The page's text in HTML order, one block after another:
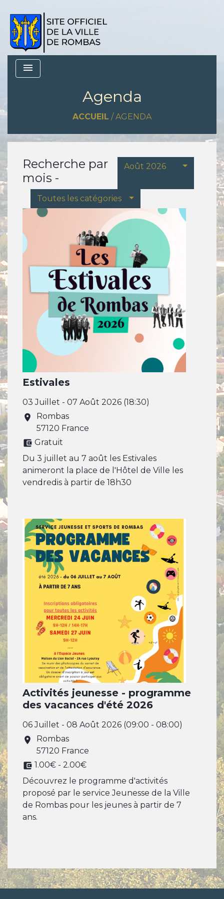
menu
Agenda
ACCUEIL /AGENDA
Recherche par
mois -
Août 2026
Toutes les catégories
Estivales
03 Juillet - 07 Août 2026 (18:30)
location_on
Rombas
57120 France
account_balance_wallet Gratuit
Du 3 juillet au 7 août les Estivales
animeront la place de l'Hôtel de Ville les
vendredis à partir de 18h30
Activités jeunesse - programme
des vacances d'été 2026
06 Juillet - 08 Août 2026 (09:00 - 08:00)
location_on
Rombas
57120 France
account_balance_wallet 1.00€ - 2.00€
Découvrez le programme d'activités
proposé par le service Jeunesse de la Ville
de Rombas pour les jeunes à partir de 7
ans.